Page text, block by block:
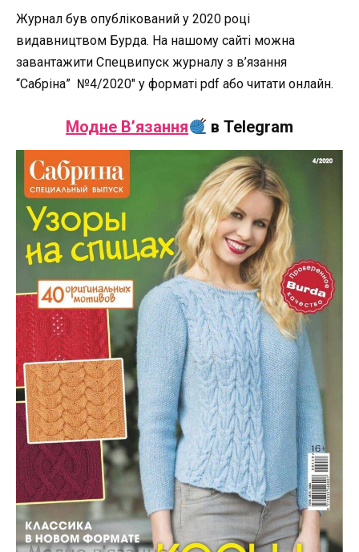
Журнал був опублікований у 2020 році
видавництвом Бурда. На нашому сайті можна
завантажити Спецвипуск журналу з в’язання
“Сабріна” №4/2020″ у форматі pdf або читати онлайн.
Модне В’язання в Telegram